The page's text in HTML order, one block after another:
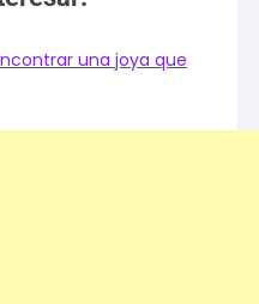
una joya que